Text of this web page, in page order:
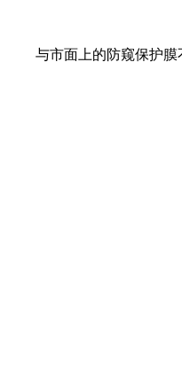
与市面上的防窥保护膜不